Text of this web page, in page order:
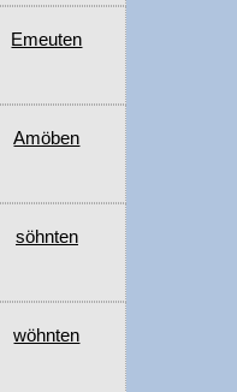
Emeuten
Amöben
söhnten
wöhnten